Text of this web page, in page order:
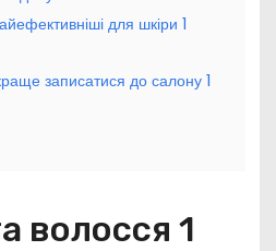
для шкіри 1
записатися до салону 1
волосся 1